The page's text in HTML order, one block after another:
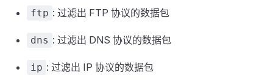
ftp : 过滤出 FTP 协议的数据包
dns : 过滤出 DNS 协议的数据包
ip : 过滤出 IP 协议的数据包